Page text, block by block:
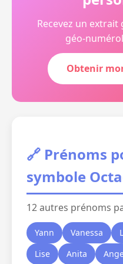
Recevez un
géo-
Obtenir
🔗 Prénoms
symbole
12 autres prénoms
Yann Vanessa
Lise
Anita